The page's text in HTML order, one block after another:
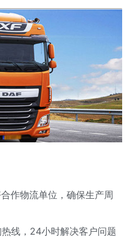
作物流单位，确保生产周
线，24小时解决客户问题